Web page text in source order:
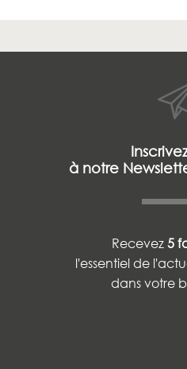
à notre
Recevez5
l'essentiel de
dans votre